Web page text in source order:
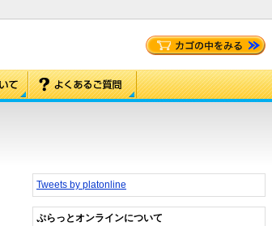
Tweets by platonline
ぷらっとオンラインについて